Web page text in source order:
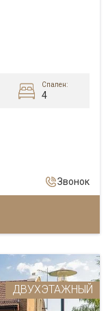
Спален:
4
Звонок
ДВУХЭТАЖНЫЙ